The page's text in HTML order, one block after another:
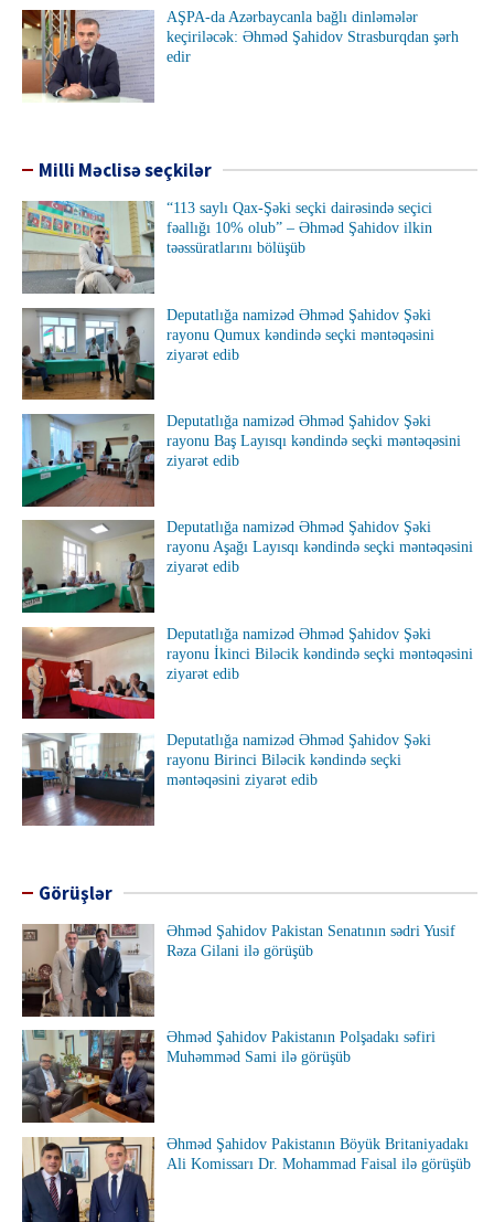
AŞPA-da Azərbaycanla bağlı dinləmələr
keçiriləcək: Əhməd Şahidov Strasburqdan şərh
edir
Milli Məclisə seçkilər
“113 saylı Qax-Şəki seçki dairəsində seçici
fəallığı 10% olub” – Əhməd Şahidov ilkin
təəssüratlarını bölüşüb
Deputatlığa namizəd Əhməd Şahidov Şəki
rayonu Qumux kəndində seçki məntəqəsini
ziyarət edib
Deputatlığa namizəd Əhməd Şahidov Şəki
rayonu Baş Layısqı kəndində seçki məntəqəsini
ziyarət edib
Deputatlığa namizəd Əhməd Şahidov Şəki
rayonu Aşağı Layısqı kəndində seçki məntəqəsini
ziyarət edib
Deputatlığa namizəd Əhməd Şahidov Şəki
rayonu İkinci Biləcik kəndində seçki məntəqəsini
ziyarət edib
Deputatlığa namizəd Əhməd Şahidov Şəki
rayonu Birinci Biləcik kəndində seçki
məntəqəsini ziyarət edib
Görüşlər
Əhməd Şahidov Pakistan Senatının sədri Yusif
Rəza Gilani ilə görüşüb
Əhməd Şahidov Pakistanın Polşadakı səfiri
Muhəmməd Sami ilə görüşüb
Əhməd Şahidov Pakistanın Böyük Britaniyadakı
Ali Komissarı Dr. Mohammad Faisal ilə görüşüb